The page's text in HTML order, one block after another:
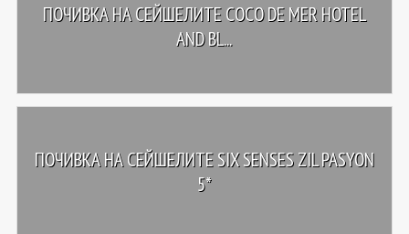
ПОЧИВКА НА СЕЙШЕЛИТЕ COCO DE MER HOTEL
AND BL...
ПОЧИВКА НА СЕЙШЕЛИТЕ SIX SENSES ZIL PASYON
5*